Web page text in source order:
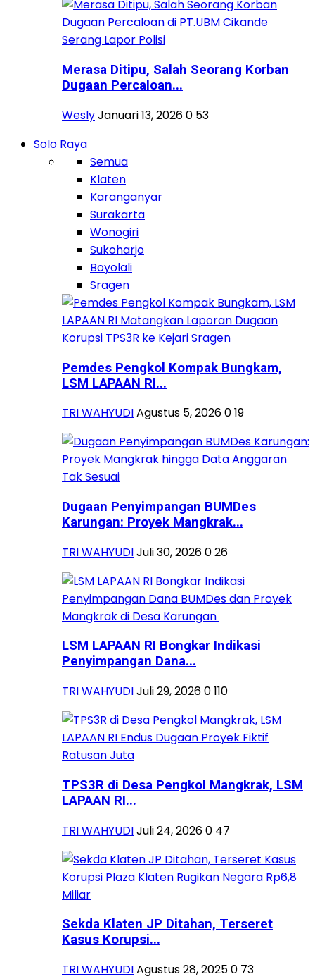
Merasa Ditipu, Salah Seorang Korban
Dugaan Percaloan...
WeslyJanuari 13, 20260 53
Solo Raya
Semua
Klaten
Karanganyar
Surakarta
Wonogiri
Sukoharjo
Boyolali
Sragen
Pemdes Pengkol Kompak Bungkam,
LSM LAPAAN RI...
TRI WAHYUDIAgustus 5, 2026019
Dugaan Penyimpangan BUMDes
Karungan: Proyek Mangkrak...
TRI WAHYUDIJuli 30, 2026026
LSM LAPAAN RI Bongkar Indikasi
Penyimpangan Dana...
TRI WAHYUDIJuli 29, 20260110
TPS3R di Desa Pengkol Mangkrak, LSM
LAPAAN RI...
TRI WAHYUDIJuli 24, 20260 47
Sekda Klaten JP Ditahan, Terseret
Kasus Korupsi...
TRI WAHYUDIAgustus 28, 20250 73